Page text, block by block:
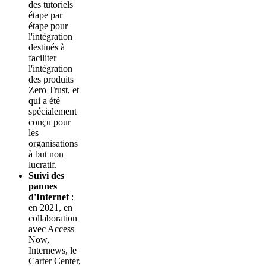
des tutoriels
étape par
étape pour
l'intégration
destinés à
faciliter
l'intégration
des produits
Zero Trust, et
qui a été
spécialement
conçu pour
les
organisations
à but non
lucratif.
Suivi des
pannes
d'Internet:
en 2021, en
collaboration
avec Access
Now,
Internews, le
Carter Center,